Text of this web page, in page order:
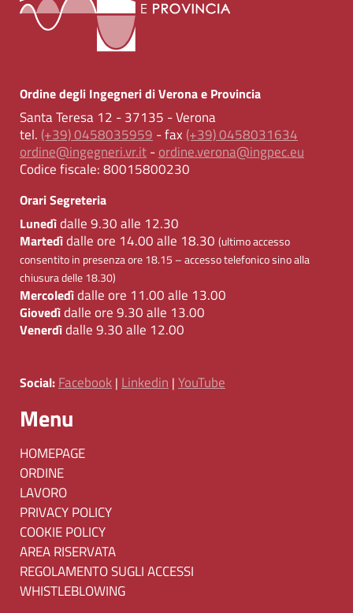
Ordine degli Ingegneri di Verona e Provincia
Santa Teresa 12 - 37135 - Verona
tel. (+39) 0458035959 - fax (+39) 0458031634
ordine@ingegneri.vr.it-ordine.verona@ingpec.eu
Codice fiscale:80015800230
Orari Segreteria
Lunedìdalle 9.30 alle 12.30
Martedìdalle ore 14.00 alle 18.30 (ultimo accesso
consentito in presenza ore 18.15 – accesso telefonico sino alla
chiusura delle 18.30)
Mercoledìdalle ore 11.00 alle 13.00
Giovedìdalle ore 9.30 alle 13.00
Venerdìdalle 9.30 alle 12.00
Social: Facebook | Linkedin | YouTube
Menu
HOMEPAGE
ORDINE
LAVORO
PRIVACY POLICY
COOKIE POLICY
AREA RISERVATA
REGOLAMENTO SUGLI ACCESSI
WHISTLEBLOWING